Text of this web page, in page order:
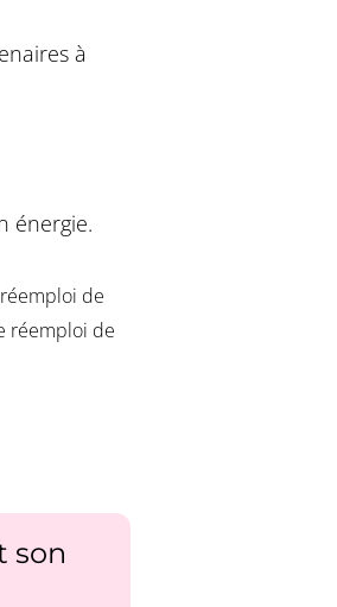
à
énergie.
de
réemploi de
son